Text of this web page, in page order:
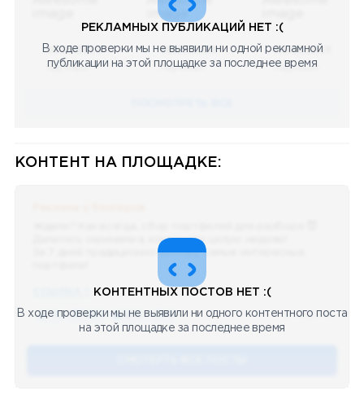
08.05.2023
Научный
08.05.2023
Научный
08.05.2023
Научный
РЕКЛАМНЫХ ПУБЛИКАЦИЙ НЕТ :(
В ходе проверки мы не выявили ни одной рекламной
публикации на этой площадке за последнее время
КОНТЕНТ НА ПЛОЩАДКЕ:
Делитесь скринами в комментах целую неделю!
За 7 дней традиционно выберу самые интересные
🔥 75 👍🏻 487 ❤️ 875 🥴 19 12.4k 12:45
КОНТЕНТНЫХ ПОСТОВ НЕТ :(
В ходе проверки мы не выявили ни одного контентного поста
на этой площадке за последнее время